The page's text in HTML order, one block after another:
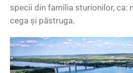
specii din familia sturionilor, ca:
cega şi păstruga.